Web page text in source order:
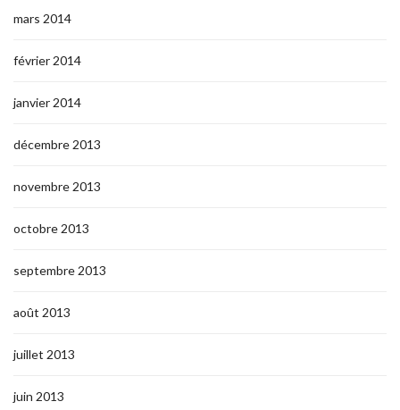
mars 2014
février 2014
janvier 2014
décembre 2013
novembre 2013
octobre 2013
septembre 2013
août 2013
juillet 2013
juin 2013